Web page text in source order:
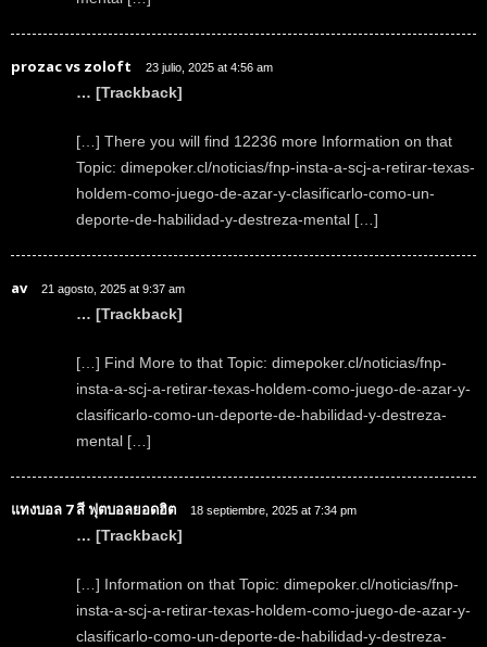
prozac vs zoloft 23 julio, 2025 at 4:56 am
… [Trackback]
[…] There you will find 12236 more Information on that
Topic: dimepoker.cl/noticias/fnp-insta-a-scj-a-retirar-texas-
holdem-como-juego-de-azar-y-clasificarlo-como-un-
deporte-de-habilidad-y-destreza-mental […]
av 21 agosto, 2025 at 9:37 am
… [Trackback]
[…] Find More to that Topic: dimepoker.cl/noticias/fnp-
insta-a-scj-a-retirar-texas-holdem-como-juego-de-azar-y-
clasificarlo-como-un-deporte-de-habilidad-y-destreza-
mental […]
แทงบอล 7 สี ฟุตบอลยอดฮิต 18 septiembre, 2025 at 7:34 pm
… [Trackback]
[…] Information on that Topic: dimepoker.cl/noticias/fnp-
insta-a-scj-a-retirar-texas-holdem-como-juego-de-azar-y-
clasificarlo-como-un-deporte-de-habilidad-y-destreza-